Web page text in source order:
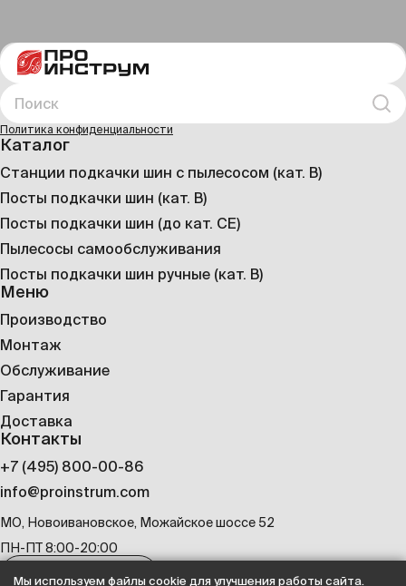
подкачать шины, зарядить электромобиль,
отдохнуть или даже поработать в дороге.
Поиск
Политика конфиденциальности
Каталог
Станции подкачки шин с пылесосом (кат. B)
Посты подкачки шин (кат. B)
Посты подкачки шин (до кат. CE)
Пылесосы самообслуживания
Посты подкачки шин ручные (кат. B)
Меню
Производство
Монтаж
Обслуживание
Гарантия
Доставка
Контакты
+7 (495) 800-00-86
info@proinstrum.com
МО, Новоивановское, Можайское шоссе 52
ПН-ПТ 8:00-20:00
Оставить заявку
Мы используем файлы cookie для улучшения работы сайта.